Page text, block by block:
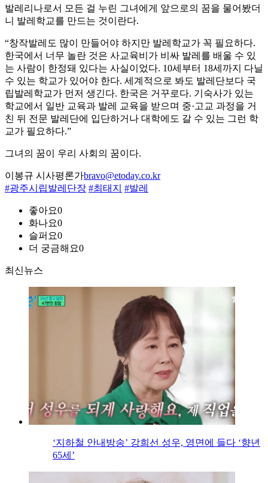
발레리나로서 모든 걸 누린 그녀에게 앞으로의 꿈을 물어봤더
니 발레학교를 만드는 것이란다.
“창작발레도 많이 만들어야 하지만 발레학교가 꼭 필요하다.
한국에서 너무 놀란 것은 사교육비가 비싸 발레를 배울 수 있
는 사람이 한정돼 있다는 사실이었다. 10세부터 18세까지 다닐
수 있는 학교가 있어야 한다. 세계적으로 봐도 발레단보다 국
립발레학교가 먼저 생긴다. 한국은 거꾸로다. 기숙사가 있는
학교에서 일반 교육과 발레 교육을 받으며 중·고교 과정을 거
친 뒤 전문 발레단에 입단하거나 대학에도 갈 수 있는 그런 학
교가 필요하다.”
그녀의 꿈이 우리 사회의 꿈이다.
이봉규 시사평론가bravo@etoday.co.kr
#광주시립발레단장 #최태지 #발레
좋아요0
화나요0
슬퍼요0
더 궁금해요0
최신뉴스
‘지하철 안내방송’ 강희선 성우, 영면에 들다 ‘향년
65세’